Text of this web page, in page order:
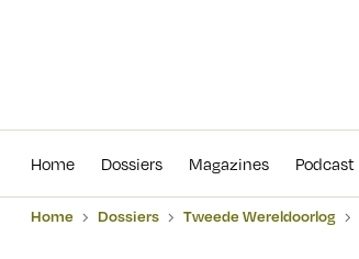
Home Dossiers Magazines Podcast
Home Dossiers Tweede Wereldoorlog